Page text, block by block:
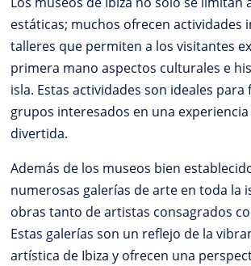
estáticas; muchos ofrecen actividades
talleres que permiten a los visitantes
primera mano aspectos culturales e
isla. Estas actividades son ideales para
grupos interesados en una
divertida.
Además de los museos bien
numerosas galerías de arte en toda la
obras tanto de artistas consagrados
Estas galerías son un reflejo de la
artística de Ibiza y ofrecen una